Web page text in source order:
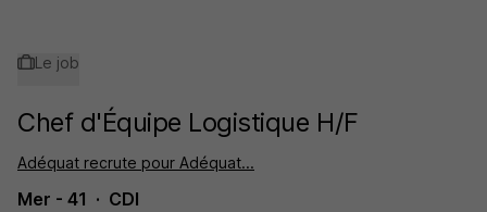
Le job
Chef d'Équipe Logistique H/F
Adéquat recrute pour Adéquat...
Mer - 41 CDI